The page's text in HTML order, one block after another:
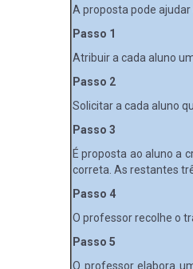
A proposta pode
Passo 1
Atribuir a cada aluno
Passo 2
Solicitar a cada aluno
Passo 3
É proposta ao aluno a
correta. As restantes
Passo 4
O professor recolhe o
Passo 5
O professor elabora